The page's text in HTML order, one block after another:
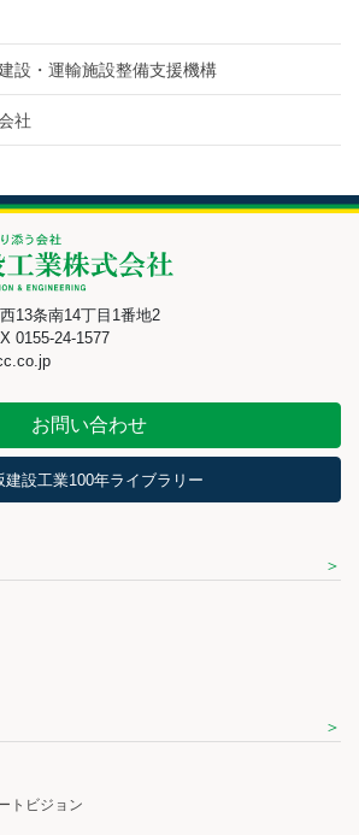
設・運輸施設整備支援機構
社
13条南14丁目1番地2
0155-24-1577
お問い合わせ
建設工業100年ライブラリー
トビジョン